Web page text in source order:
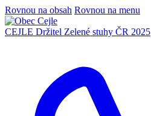
Rovnou na obsah Rovnou na menu
CEJLE Držitel Zelené stuhy ČR 2025